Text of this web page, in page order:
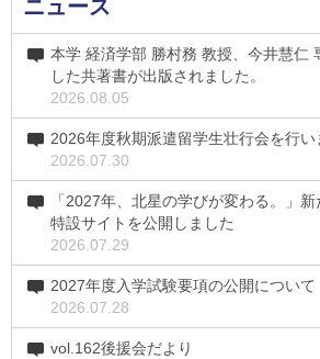
ニュース
本学 経済学部 勝村務 教授、今井慧仁
した共著書が出版されました。
2026.08.05
2026年度秋期派遣留学生壮行会を行い
2026.07.30
「2027年、北星の学びが変わる。」
特設サイトを公開しました
2026.07.29
2027年度入学試験要項の公開について
2026.07.28
vol.162後援会だより